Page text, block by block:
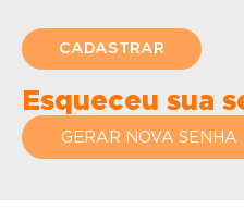
Esqueceu sua
GERAR NOVA SENHA